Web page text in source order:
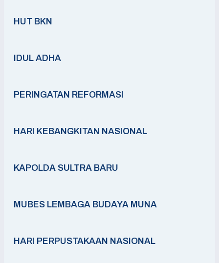
HUT BKN
IDUL ADHA
PERINGATAN REFORMASI
HARI KEBANGKITAN NASIONAL
KAPOLDA SULTRA BARU
MUBES LEMBAGA BUDAYA MUNA
HARI PERPUSTAKAAN NASIONAL